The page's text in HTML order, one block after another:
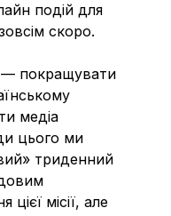
подій для
скоро.
— покращувати
медіа
цього ми
триденний
місії, але